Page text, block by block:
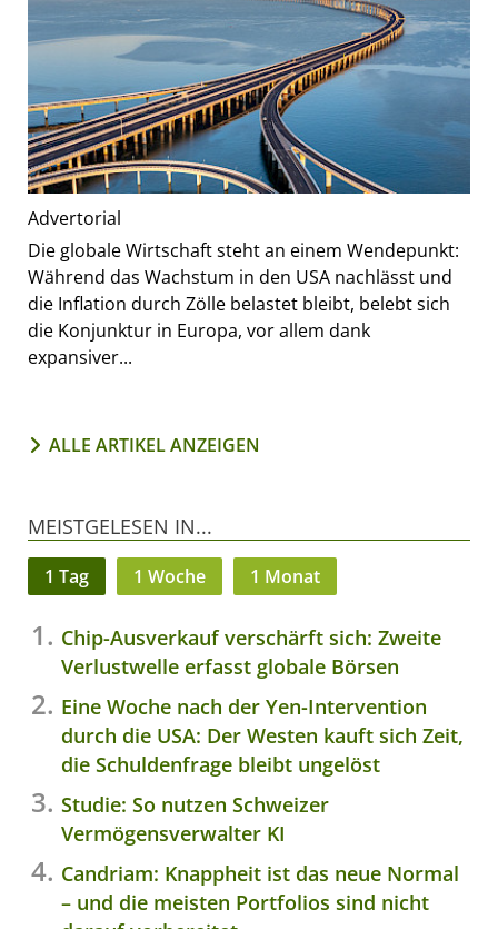
Advertorial
Die globale Wirtschaft steht an einem Wendepunkt:
Während das Wachstum in den USA nachlässt und
die Inflation durch Zölle belastet bleibt, belebt sich
die Konjunktur in Europa, vor allem dank
expansiver...
ALLE ARTIKEL ANZEIGEN
MEISTGELESEN IN...
1 Tag 1 Woche 1 Monat
Chip-Ausverkauf verschärft sich: Zweite
Verlustwelle erfasst globale Börsen
Eine Woche nach der Yen-Intervention
durch die USA: Der Westen kauft sich Zeit,
die Schuldenfrage bleibt ungelöst
Studie: So nutzen Schweizer
Vermögensverwalter KI
Candriam: Knappheit ist das neue Normal
– und die meisten Portfolios sind nicht